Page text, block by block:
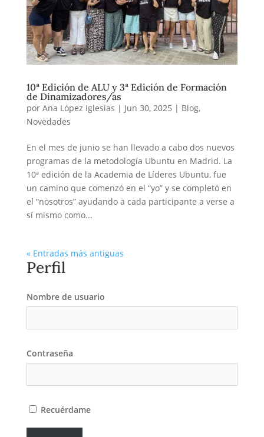
10ª Edición de ALU y 3ª Edición de Formación
de Dinamizadores/as
por Ana López Iglesias | Jun 30, 2025 | Blog,
Novedades
En el mes de junio se han llevado a cabo dos nuevos
programas de la metodología Ubuntu en Madrid. La
10ª edición de la Academia de Líderes Ubuntu, fue
un camino que comenzó en el “yo” y se completó en
el “nosotros” ayudando a cada participante a verse a
sí mismo como...
« Entradas más antiguas
Perfil
Nombre de usuario
Contraseña
Recuérdame